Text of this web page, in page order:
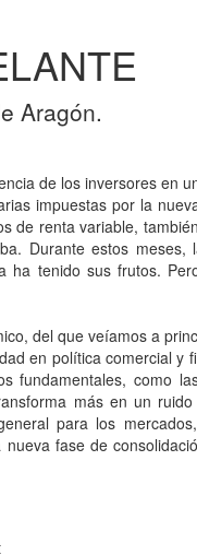
Aragón.
de los inversores en
impuestas por la
de renta variable,
Durante estos
ha tenido sus frutos.
del que veíamos a
en política comercial y
como
más en un
para los
fase de